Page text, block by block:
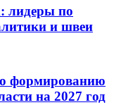
лидеры по
и швеи
формированию
на 2027 год